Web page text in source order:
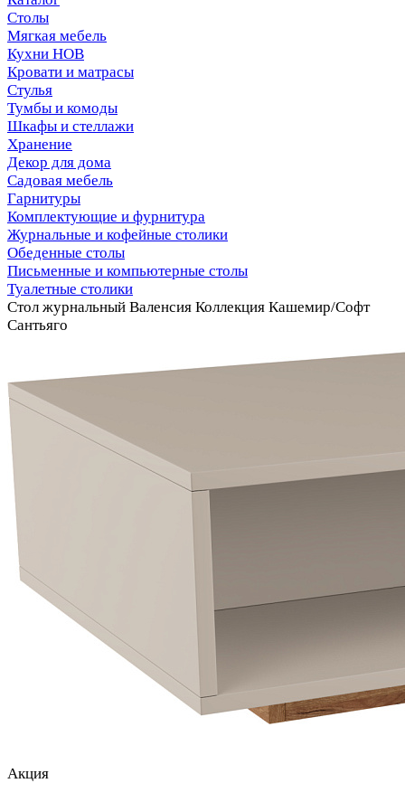
Столы
Мягкая мебель
Кухни НОВ
Кровати и матрасы
Стулья
Тумбы и комоды
Шкафы и стеллажи
Хранение
Декор для дома
Садовая мебель
Гарнитуры
Комплектующие и фурнитура
Журнальные и кофейные столики
Обеденные столы
Письменные и компьютерные столы
Туалетные столики
Стол журнальный Валенсия Коллекция Кашемир/Софт
Сантьяго
Акция